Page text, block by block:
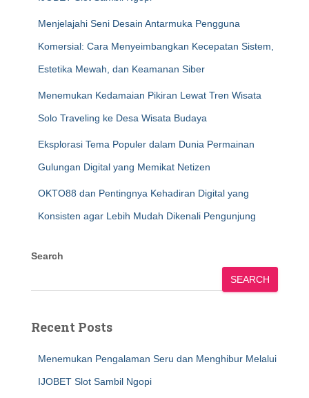
Menjelajahi Seni Desain Antarmuka Pengguna
Komersial: Cara Menyeimbangkan Kecepatan Sistem,
Estetika Mewah, dan Keamanan Siber
Menemukan Kedamaian Pikiran Lewat Tren Wisata
Solo Traveling ke Desa Wisata Budaya
Eksplorasi Tema Populer dalam Dunia Permainan
Gulungan Digital yang Memikat Netizen
OKTO88 dan Pentingnya Kehadiran Digital yang
Konsisten agar Lebih Mudah Dikenali Pengunjung
Search
SEARCH
Recent Posts
Menemukan Pengalaman Seru dan Menghibur Melalui
IJOBET Slot Sambil Ngopi